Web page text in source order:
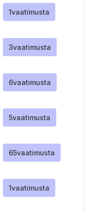
1vaatimusta
3vaatimusta
6vaatimusta
5vaatimusta
65vaatimusta
1vaatimusta